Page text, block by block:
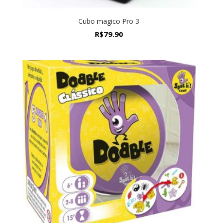
Cubo magico Pro 3
R$79.90